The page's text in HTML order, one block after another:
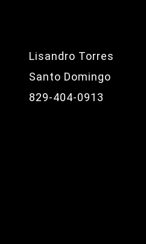
Lisandro Torres
Santo Domingo
829-404-0913